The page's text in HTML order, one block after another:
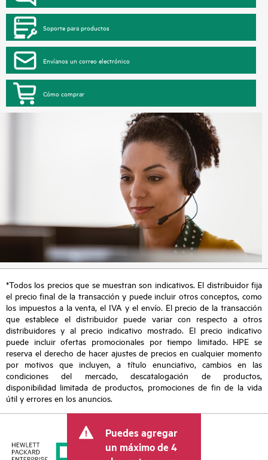
Soporte para productos
Envíanos un correo electrónico
Cómo comprar
*Todos los precios que se muestran son indicativos. El distribuidor fija
el precio final de la transacción y puede incluir otros conceptos, como
los impuestos a la venta, el IVA y el envío. El precio de la transacción
que establece el distribuidor puede variar con respecto a otros
distribuidores y al precio indicativo mostrado. El precio indicativo
puede incluir ofertas promocionales por tiempo limitado. HPE se
reserva el derecho de hacer ajustes de precios en cualquier momento
por motivos que incluyen, a título enunciativo, cambios en las
condiciones del mercado, descatalogación de productos,
disponibilidad limitada de productos, promociones de fin de la vida
útil y errores en los anuncios.
Puedes agregar
un máximo de 4